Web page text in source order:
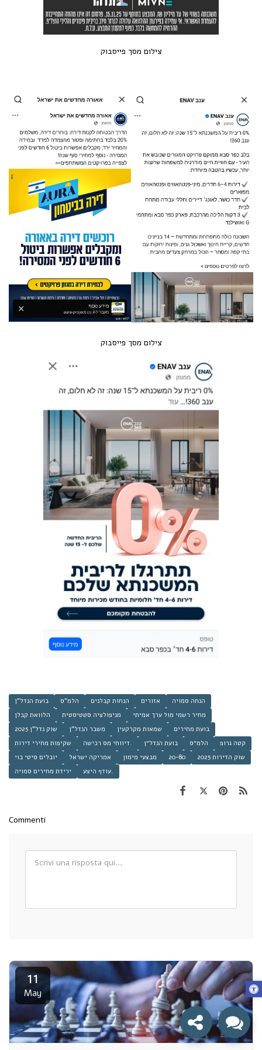
צילום מסך פייסבוק
צילום מסך פייסבוק
בועת הנדל"ן הלמ"ס הנחות קבלנים אזורים
הנחה סמויה
הלוואת קבלן
מניפולציה סטטיסטית
מחיר רשמי מול ערך אמיתי
שוק נדל"ן 2025
משבר הנדל"ן שמאות מקרקעין
בועת מחירים
שקיפות מחירי דירות
דיווחי מס רכישה. בועת הנדל״ן הלמ״ס
קטה גרופ
יובלים סיטי בוי
אמריקה ישראל מבצעי מימון 20-80
שוק הדירות 2025
ירידת מחירים סמויה
עודף היצע.
Commenti
11
May